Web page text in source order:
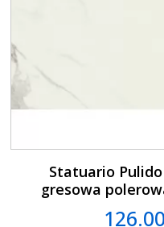
Statuario Pulido
gresowa